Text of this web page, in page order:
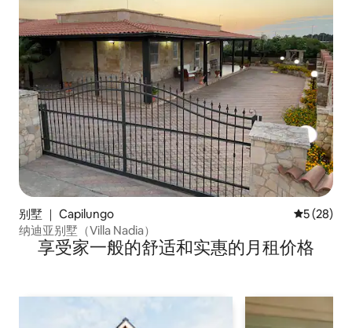
别墅 ｜ Capilungo 平均评分
5 (28)
纳迪亚别墅（Villa Nadia）
享受家一般的舒适和实惠的月租价格